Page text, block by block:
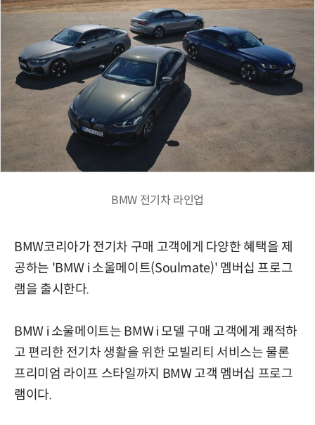
BMW 전기차 라인업
BMW코리아가 전기차 구매 고객에게 다양한 혜택을 제
공하는 'BMW i 소울메이트(Soulmate)' 멤버십 프로그
램을 출시한다.
BMW i 소울메이트는 BMW i 모델 구매 고객에게 쾌적하
고 편리한 전기차 생활을 위한 모빌리티 서비스는 물론
프리미엄 라이프 스타일까지 BMW 고객 멤버십 프로그
램이다.